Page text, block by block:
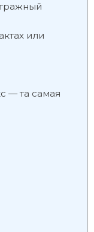
или
— та самая